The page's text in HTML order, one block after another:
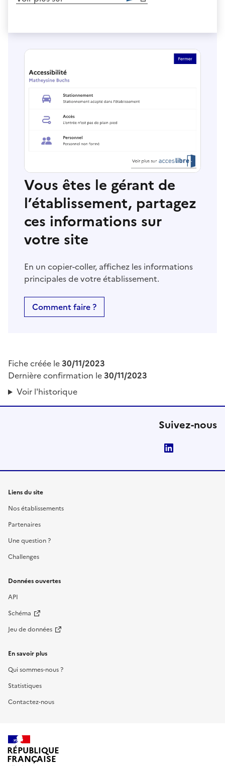
Vous êtes le gérant de
l’établissement, partagez
ces informations sur
votre site
En un copier-coller, affichez les informations
principales de votre établissement.
Comment faire ?
Fiche créée le30/11/2023
Dernière confirmation le30/11/2023
Voir l'historique
Suivez-nous
Liens du site
Nos établissements
Partenaires
Une question ?
Challenges
Données ouvertes
API
Schéma
Jeu de données
En savoir plus
Qui sommes-nous ?
Statistiques
Contactez-nous
RÉPUBLIQUE
FRANÇAISE